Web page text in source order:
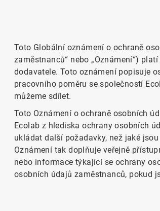
Toto Globální oznámení o ochraně
zaměstnanců“ nebo „Oznámení“)
dodavatele. Toto oznámení popisuje
pracovního poměru se společností
můžeme sdílet.
Toto Oznámení o ochraně osobních
Ecolab z hlediska ochrany osobních
ukládat další požadavky, než jaké
Oznámení tak doplňuje veřejně
nebo informace týkající se ochrany
osobních údajů zaměstnanců, pokud